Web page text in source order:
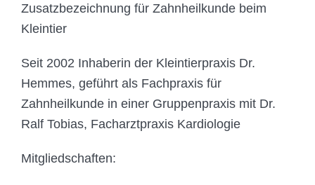
Zusatzbezeichnung für Zahnheilkunde beim
Kleintier
Seit 2002 Inhaberin der Kleintierpraxis Dr.
Hemmes, geführt als Fachpraxis für
Zahnheilkunde in einer Gruppenpraxis mit Dr.
Ralf Tobias, Facharztpraxis Kardiologie
Mitgliedschaften: